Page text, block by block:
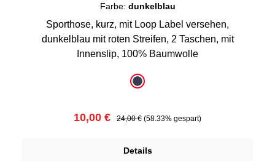
Farbe: dunkelblau
Sporthose, kurz, mit Loop Label versehen,
dunkelblau mit roten Streifen, 2 Taschen, mit
Innenslip, 100% Baumwolle
dunkelblau
Verkaufspreis:
10,00 € Regulärer Preis:
24,00 € (58.33% gespart)
Details